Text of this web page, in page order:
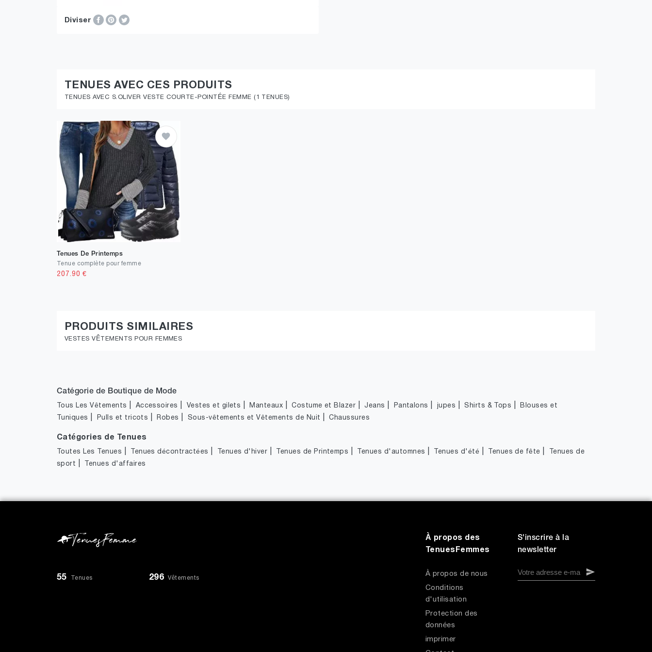
Diviser
TENUES AVEC CES PRODUITS
TENUES AVEC S.OLIVER VESTE COURTE-POINTÉE FEMME (1 TENUES)
Tenues De Printemps
Tenue complète pour femme
207.90 €
PRODUITS SIMILAIRES
VESTES VÊTEMENTS POUR FEMMES
Catégorie de Boutique de Mode
Tous Les Vêtements Accessoires Vestes et gilets Manteaux |Costume et Blazer |Jeans Pantalons jupes |Shirts & Tops
Blouses et
Tuniques
Pulls et tricots Robes Sous-vêtements et Vêtements de Nuit |Chaussures
Catégories de Tenues
Toutes Les Tenues Tenues décontractées Tenues d'hiver Tenues de Printemps Tenues d'automnes Tenues d'été Tenues de fête
Tenues de
sport
Tenues d'affaires
55 Tenues 296 Vêtements
À propos des
TenuesFemmes
À propos de nous
Conditions
d'utilisation
Protection des
données
imprimer
S'inscrire à la
newsletter